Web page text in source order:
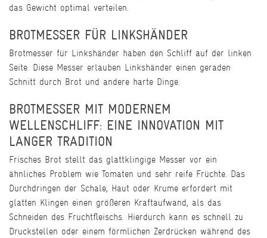
das Gewicht optimal verteilen.
BROTMESSER FÜR LINKSHÄNDER
Brotmesser für Linkshänder haben den Schliff auf der linken
Seite. Diese Messer erlauben Linkshänder einen geraden
Schnitt durch Brot und andere harte Dinge.
BROTMESSER MIT MODERNEM
WELLENSCHLIFF: EINE INNOVATION MIT
LANGER TRADITION
Frisches Brot stellt das glattklingige Messer vor ein
ähnliches Problem wie Tomaten und sehr reife Früchte. Das
Durchdringen der Schale, Haut oder Krume erfordert mit
glatten Klingen einen größeren Kraftaufwand, als das
Schneiden des Fruchtfleischs. Hierdurch kann es schnell zu
Druckstellen oder einem förmlichen Zerdrücken während des